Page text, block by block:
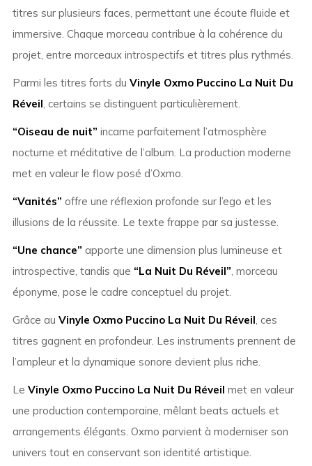
titres sur plusieurs faces, permettant une écoute fluide et
immersive. Chaque morceau contribue à la cohérence du
projet, entre morceaux introspectifs et titres plus rythmés.
Parmi les titres forts du Vinyle Oxmo Puccino La Nuit Du
Réveil, certains se distinguent particulièrement.
“Oiseau de nuit” incarne parfaitement l’atmosphère
nocturne et méditative de l’album. La production moderne
met en valeur le flow posé d’Oxmo.
“Vanités” offre une réflexion profonde sur l’ego et les
illusions de la réussite. Le texte frappe par sa justesse.
“Une chance” apporte une dimension plus lumineuse et
introspective, tandis que “La Nuit Du Réveil”, morceau
éponyme, pose le cadre conceptuel du projet.
Grâce au Vinyle Oxmo Puccino La Nuit Du Réveil, ces
titres gagnent en profondeur. Les instruments prennent de
l’ampleur et la dynamique sonore devient plus riche.
Le Vinyle Oxmo Puccino La Nuit Du Réveil met en valeur
une production contemporaine, mêlant beats actuels et
arrangements élégants. Oxmo parvient à moderniser son
univers tout en conservant son identité artistique.